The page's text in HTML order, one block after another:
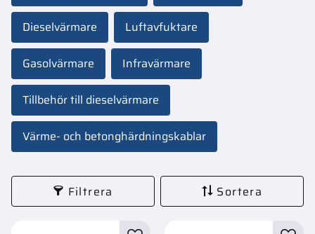
Dieselvärmare Luftavfuktare
Gasolvärmare Infravärmare
Tillbehör till dieselvärmare
Värme- och betonghärdningskablar
Filtrera Sortera